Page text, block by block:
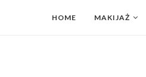
HOME MAKIJAŻ